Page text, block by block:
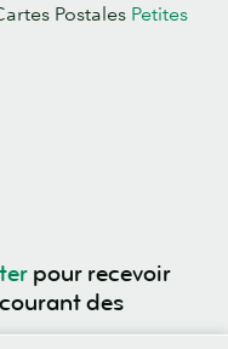
Postales Petites
pour recevoir
des